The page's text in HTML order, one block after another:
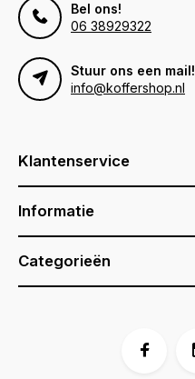
Bel ons!
06 38929322
Stuur ons een mail!
info@koffershop.nl
Klantenservice
Informatie
Categorieën